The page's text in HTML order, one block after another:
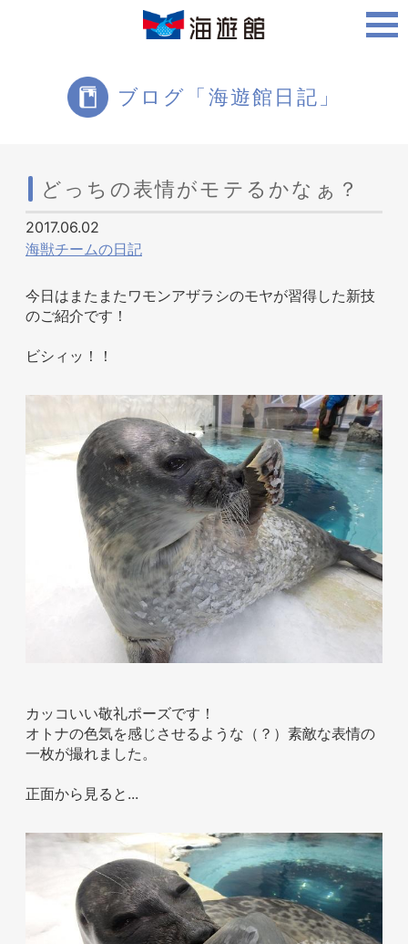
ブログ「海遊館日記」
どっちの表情がモテるかなぁ？
2017.06.02
海獣チームの日記
今日はまたまたワモンアザラシのモヤが習得した新技
のご紹介です！
ビシィッ！！
カッコいい敬礼ポーズです！
オトナの色気を感じさせるような（？）素敵な表情の
一枚が撮れました。
正面から見ると...
周辺スポット
ホテル事業者様
お問い合わせ